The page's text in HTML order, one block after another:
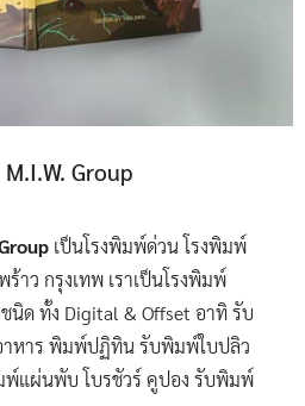
Group
เป็นโรงพิมพ์ด่วน โรงพิมพ์
าว กรุงเทพ เราเป็นโรงพิมพ์
ด ทั้ง Digital & Offset อาทิ รับ
หาร พิมพ์ปฏิทิน รับพิมพ์ใบปลิว
แผ่นพับ โบรชัวร์ คูปอง รับพิมพ์